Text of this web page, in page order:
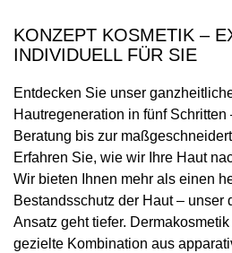
KONZEPT KOSMETIK –
INDIVIDUELL FÜR SIE
Entdecken Sie unser
Hautregeneration in fünf
Beratung bis zur
Erfahren Sie, wie wir Ihre Haut
Wir bieten Ihnen mehr als einen
Bestandsschutz der Haut – unser
Ansatz geht tiefer.
gezielte Kombination aus